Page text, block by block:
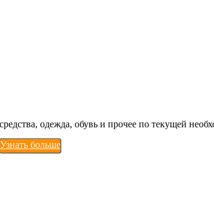
одежда, обувь и прочее по текущей
Узнать больше